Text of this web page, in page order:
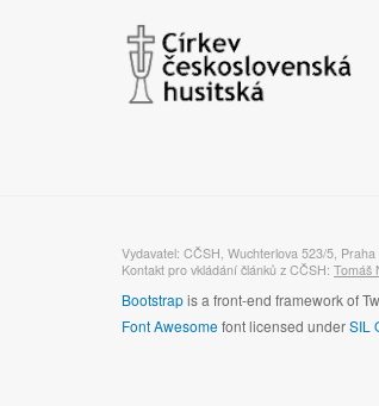
Vydavatel: CČSH, Wuchterlova 523/5,
Kontakt pro vkládání článků z CČSH: Tomáš
Bootstrapis a front-end framework of
Font Awesomefont licensed underSIL